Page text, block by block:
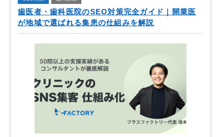
歯医者・歯科医院のSEO対策完全ガイド｜開業医
が地域で選ばれる集患の仕組みを解説